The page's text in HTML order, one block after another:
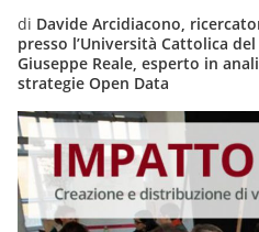
di Davide Arcidiacono,
presso l’Università Cattolica
Giuseppe Reale, esperto in
strategie Open Data